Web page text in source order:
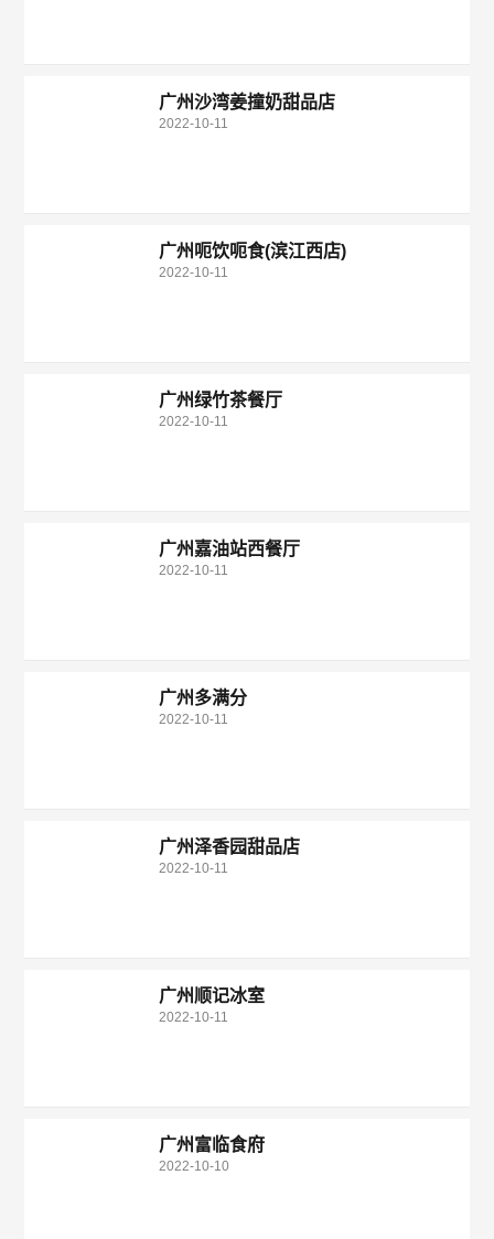
广州沙湾姜撞奶甜品店
2022-10-11
广州呃饮呃食(滨江西店)
2022-10-11
广州绿竹茶餐厅
2022-10-11
广州嘉油站西餐厅
2022-10-11
广州多满分
2022-10-11
广州泽香园甜品店
2022-10-11
广州顺记冰室
2022-10-11
广州富临食府
2022-10-10